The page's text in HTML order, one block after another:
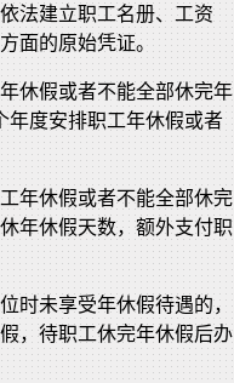
法建立职工名册、工资
面的原始凭证。
休假或者不能全部休完年
年度安排职工年休假或者
年休假或者不能全部休完
年休假天数，额外支付职
时未享受年休假待遇的，
，待职工休完年休假后办